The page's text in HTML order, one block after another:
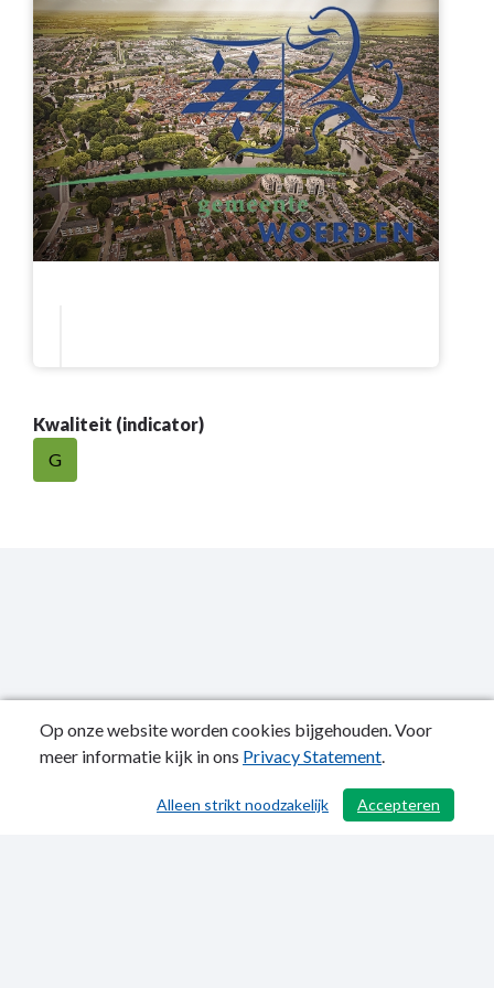
Kwaliteit (indicator)
G
/ 503
Publicatiedatum: 07-07-2022
Op onze website worden cookies bijgehouden. Voor
meer informatie kijk in ons Privacy Statement.
Accepteren
Alleen strikt noodzakelijk